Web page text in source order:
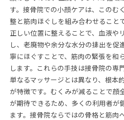
す。接骨院での小顔ケアは、このむ
整と筋肉ほぐしを組み合わせること
正しい位置に整えることで、血液や
し、老廃物や余分な水分の排出を促
寧にほぐすことで、筋肉の緊張を和
します。これらの手技は接骨院の専
単なるマッサージとは異なり、根本
が特徴です。むくみが減ることで顔
が期待できるため、多くの利用者が
ます。接骨院ならではの骨格と筋肉